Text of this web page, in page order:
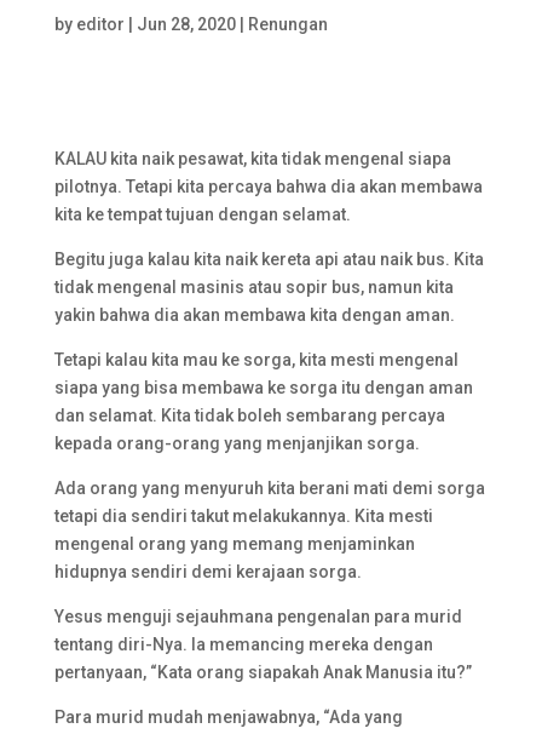
by editor Jun 28, 2020| Renungan
KALAU kita naik pesawat, kita tidak mengenal siapa
pilotnya. Tetapi kita percaya bahwa dia akan membawa
kita ke tempat tujuan dengan selamat.
Begitu juga kalau kita naik kereta api atau naik bus. Kita
tidak mengenal masinis atau sopir bus, namun kita
yakin bahwa dia akan membawa kita dengan aman.
Tetapi kalau kita mau ke sorga, kita mesti mengenal
siapa yang bisa membawa ke sorga itu dengan aman
dan selamat. Kita tidak boleh sembarang percaya
kepada orang-orang yang menjanjikan sorga.
Ada orang yang menyuruh kita berani mati demi sorga
tetapi dia sendiri takut melakukannya. Kita mesti
mengenal orang yang memang menjaminkan
hidupnya sendiri demi kerajaan sorga.
Yesus menguji sejauhmana pengenalan para murid
tentang diri-Nya. Ia memancing mereka dengan
pertanyaan, “Kata orang siapakah Anak Manusia itu?”
Para murid mudah menjawabnya, “Ada yang